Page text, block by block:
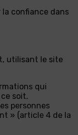
confiance dans
utilisant le site
qui
soit,
personnes
» (article 4 de la